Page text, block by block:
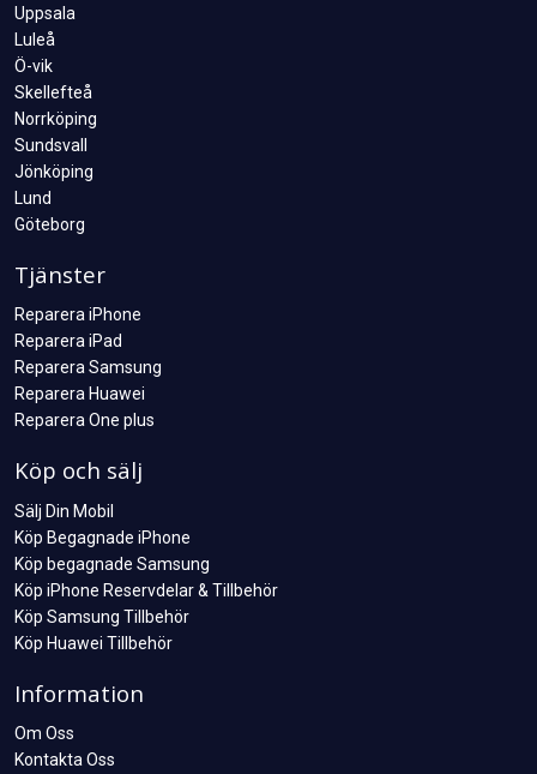
Uppsala
Luleå
Ö-vik
Skellefteå
Norrköping
Sundsvall
Jönköping
Lund
Göteborg
Tjänster
Reparera iPhone
Reparera iPad
Reparera Samsung
Reparera Huawei
Reparera One plus
Köp och sälj
Sälj Din Mobil
Köp Begagnade iPhone
Köp begagnade Samsung
Köp iPhone Reservdelar & Tillbehör
Köp Samsung Tillbehör
Köp Huawei Tillbehör
Information
Om Oss
Kontakta Oss